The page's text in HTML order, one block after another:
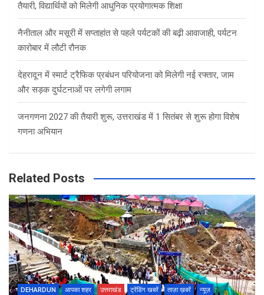
तैयारी, विद्यार्थियों को मिलेगी आधुनिक प्रयोगात्मक शिक्षा
नैनीताल और मसूरी में सप्ताहांत से पहले पर्यटकों की बढ़ी आवाजाही, पर्यटन
कारोबार में लौटी रौनक
देहरादून में स्मार्ट ट्रैफिक प्रबंधन परियोजना को मिलेगी नई रफ्तार, जाम
और सड़क दुर्घटनाओं पर लगेगी लगाम
जनगणना 2027 की तैयारी शुरू, उत्तराखंड में 1 सितंबर से शुरू होगा विशेष
गणना अभियान
Related Posts
DEHARDUN आपका शहर उत्तराखंड ट्रेंडिंग खबरें ताज़ा ख़बरें न्यूज़